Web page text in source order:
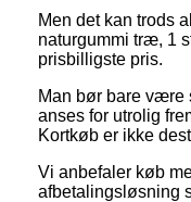
Men det kan trods
naturgummi træ, 1
prisbilligste pris.
Man bør bare være
anses for utrolig
Kortkøb er ikke
Vi anbefaler køb
afbetalingsløsning